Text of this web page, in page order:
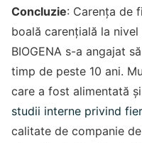
Concluzie: Carența de
boală carențială la
BIOGENA s-a angajat
timp de peste 10 ani.
care a fost alimentată
studii interne privind
calitate de companie